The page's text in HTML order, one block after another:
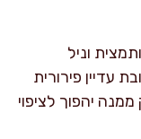
וניל
עדיין פירורית
יהפוך לציפוי